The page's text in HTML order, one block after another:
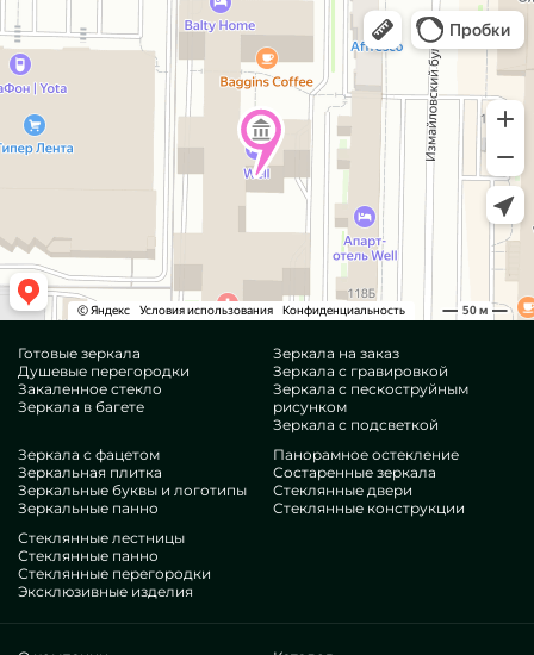
Готовые зеркала
Душевые перегородки
Закаленное стекло
Зеркала в багете
Зеркала на заказ
Зеркала с гравировкой
Зеркала с пескоструйным
рисунком
Зеркала с подсветкой
Зеркала с фацетом
Зеркальная плитка
Зеркальные буквы и логотипы
Зеркальные панно
Панорамное остекление
Состаренные зеркала
Стеклянные двери
Стеклянные конструкции
Стеклянные лестницы
Стеклянные панно
Стеклянные перегородки
Эксклюзивные изделия